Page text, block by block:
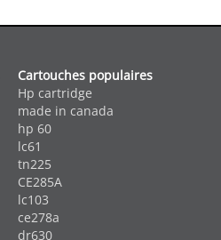
Cartouches populaires
Hp cartridge
made in canada
hp 60
lc61
tn225
CE285A
lc103
ce278a
dr630